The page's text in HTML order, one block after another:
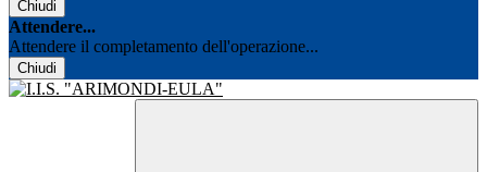
Chiudi
Attendere...
Attendere il completamento dell'operazione...
Chiudi